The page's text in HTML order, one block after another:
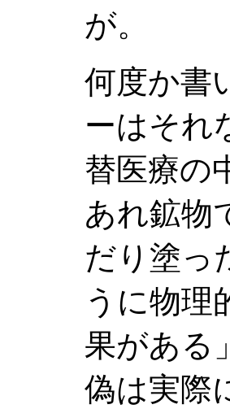
が。
何度か書
ーはそれ
替医療の
あれ鉱物
だり塗っ
うに物理
果がある
偽は実際